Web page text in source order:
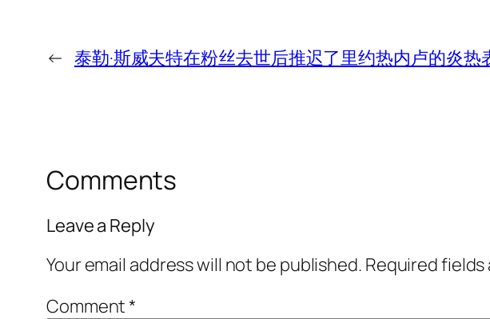
← 泰勒·斯威夫特在粉丝去世后推迟了里约热内卢的炎热
Comments
Leave a Reply
Your email address will not be published. Required
Comment*